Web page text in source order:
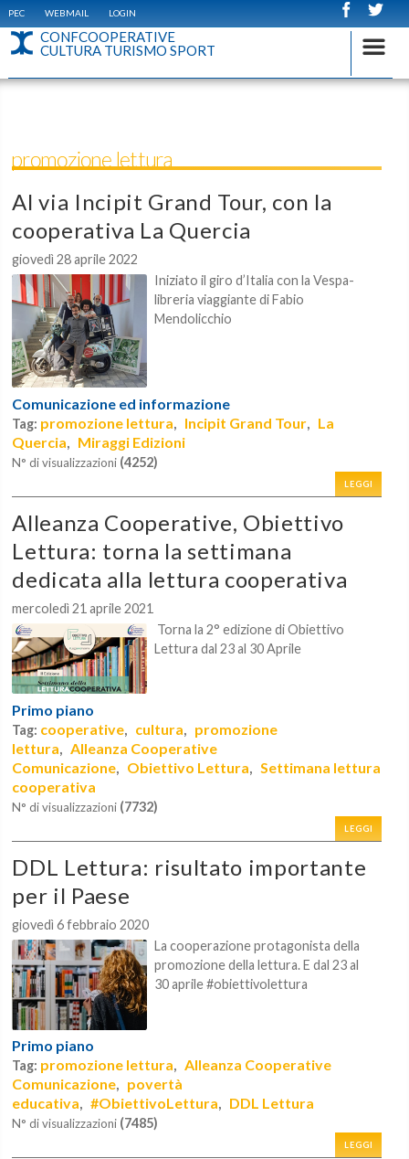
PEC WEBMAIL LOGIN
CONFCOOPERATIVE
CULTURA TURISMO SPORT
promozione lettura
Al via Incipit Grand Tour, con la
cooperativa La Quercia
giovedì 28 aprile 2022
Iniziato il giro d’Italia con la Vespa-
libreria viaggiante di Fabio
Mendolicchio
Comunicazione ed informazione
Tag: promozione lettura, Incipit Grand Tour, La
Quercia, Miraggi Edizioni
N° di visualizzazioni (4252)
LEGGI
Alleanza Cooperative, Obiettivo
Lettura: torna la settimana
dedicata alla lettura cooperativa
mercoledì 21 aprile 2021
Torna la 2° edizione di Obiettivo
Lettura dal 23 al 30 Aprile
Primo piano
Tag: cooperative, cultura, promozione
lettura,Alleanza Cooperative
Comunicazione, Obiettivo Lettura,Settimana lettura
cooperativa
N° di visualizzazioni (7732)
LEGGI
DDL Lettura: risultato importante
per il Paese
giovedì 6 febbraio 2020
La cooperazione protagonista della
promozione della lettura. E dal 23 al
30 aprile #obiettivolettura
Primo piano
Tag: promozione lettura,Alleanza Cooperative
Comunicazione, povertà
educativa,#ObiettivoLettura, DDL Lettura
N° di visualizzazioni (7485)
LEGGI